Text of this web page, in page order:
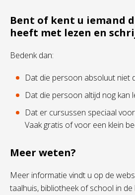
Bent of kent u iemand
heeft met lezen en
Bedenk dan:
Dat die persoon absoluut niet
Dat die persoon altijd nog kan
Dat er cursussen speciaal
Vaak gratis of voor een klein
Meer weten?
Meer informatie vindt u op de
taalhuis, bibliotheek of school in